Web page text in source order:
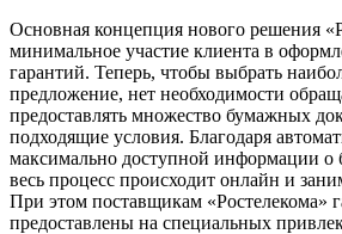
Основная концепция нового решения
минимальное участие клиента в
гарантий. Теперь, чтобы выбрать
предложение, нет необходимости
предоставлять множество бумажных
подходящие условия. Благодаря
максимально доступной информации о
весь процесс происходит онлайн и
При этом поставщикам «Ростелекома»
предоставлены на специальных